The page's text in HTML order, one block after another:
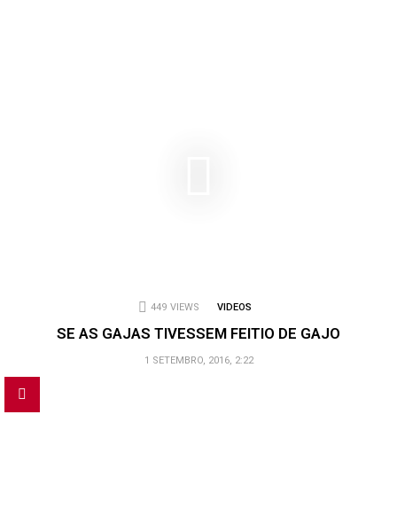
449 VIEWS VIDEOS
SE AS GAJAS TIVESSEM FEITIO DE GAJO
1 SETEMBRO, 2016, 2:22